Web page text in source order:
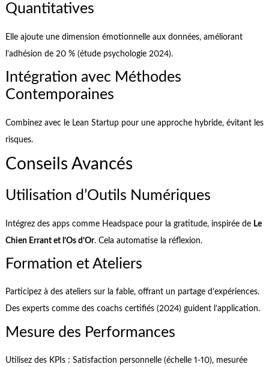
Quantitatives
Elle ajoute une dimension émotionnelle aux données, améliorant
l’adhésion de 20 % (étude psychologie 2024).
Intégration avec Méthodes
Contemporaines
Combinez avec le Lean Startup pour une approche hybride, évitant les
risques.
Conseils Avancés
Utilisation d’Outils Numériques
Intégrez des apps comme Headspace pour la gratitude, inspirée de Le
Chien Errant et l’Os d’Or. Cela automatise la réflexion.
Formation et Ateliers
Participez à des ateliers sur la fable, offrant un partage d’expériences.
Des experts comme des coachs certifiés (2024) guident l’application.
Mesure des Performances
Utilisez des KPIs : Satisfaction personnelle (échelle 1-10), mesurée